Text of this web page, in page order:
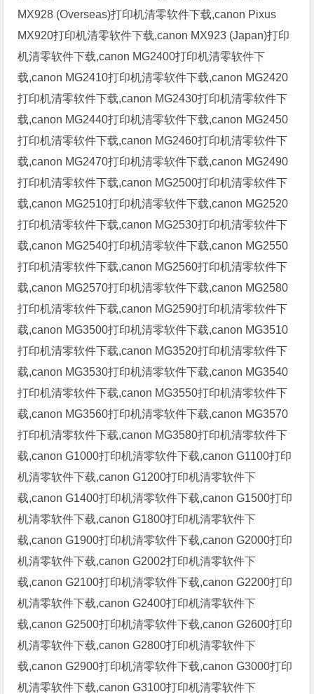
MX928 (Overseas)打印机清零软件下载,canon Pixus
MX920打印机清零软件下载,canon MX923 (Japan)打印
机清零软件下载,canon MG2400打印机清零软件下
载,canon MG2410打印机清零软件下载,canon MG2420
打印机清零软件下载,canon MG2430打印机清零软件下
载,canon MG2440打印机清零软件下载,canon MG2450
打印机清零软件下载,canon MG2460打印机清零软件下
载,canon MG2470打印机清零软件下载,canon MG2490
打印机清零软件下载,canon MG2500打印机清零软件下
载,canon MG2510打印机清零软件下载,canon MG2520
打印机清零软件下载,canon MG2530打印机清零软件下
载,canon MG2540打印机清零软件下载,canon MG2550
打印机清零软件下载,canon MG2560打印机清零软件下
载,canon MG2570打印机清零软件下载,canon MG2580
打印机清零软件下载,canon MG2590打印机清零软件下
载,canon MG3500打印机清零软件下载,canon MG3510
打印机清零软件下载,canon MG3520打印机清零软件下
载,canon MG3530打印机清零软件下载,canon MG3540
打印机清零软件下载,canon MG3550打印机清零软件下
载,canon MG3560打印机清零软件下载,canon MG3570
打印机清零软件下载,canon MG3580打印机清零软件下
载,canon G1000打印机清零软件下载,canon G1100打印
机清零软件下载,canon G1200打印机清零软件下
载,canon G1400打印机清零软件下载,canon G1500打印
机清零软件下载,canon G1800打印机清零软件下
载,canon G1900打印机清零软件下载,canon G2000打印
机清零软件下载,canon G2002打印机清零软件下
载,canon G2100打印机清零软件下载,canon G2200打印
机清零软件下载,canon G2400打印机清零软件下
载,canon G2500打印机清零软件下载,canon G2600打印
机清零软件下载,canon G2800打印机清零软件下
载,canon G2900打印机清零软件下载,canon G3000打印
机清零软件下载,canon G3100打印机清零软件下